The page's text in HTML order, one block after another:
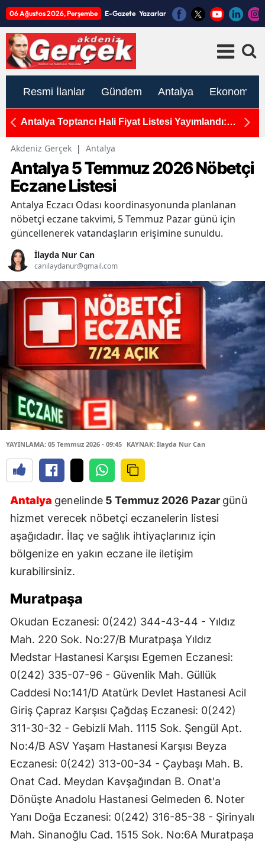
06 Ağustos 2026, Perşembe E-Gazete Yazarlar
Resmi İlanlar Gündem Antalya Ekonomi
Antalya Toptancı Hali Fiyat Listesi Yayımlandı:
Akdeniz Gerçek | Antalya
Antalya 5 Temmuz 2026 Nöbetçi
Eczane Listesi
Antalya Eczacı Odası koordinasyonunda planlanan
nöbetçi eczane takvimi, 5 Temmuz Pazar günü için
güncellenerek vatandaşların erişimine sunuldu.
İlayda Nur Can
canilaydanur@gmail.com
YAYINLAMA: 05 Temmuz 2026 - 09:45 KAYNAK: İlayda Nur Can
Antalya genelinde 5 Temmuz 2026 Pazar günü
hizmet verecek nöbetçi eczanelerin listesi
aşağıdadır. İlaç ve sağlık ihtiyaçlarınız için
bölgenize en yakın eczane ile iletişim
kurabilirsiniz.
Muratpaşa
Okudan Eczanesi: 0(242) 344-43-44 - Yıldız
Mah. 220 Sok. No:27/B Muratpaşa Yıldız
Medstar Hastanesi Karşısı Egemen Eczanesi:
0(242) 335-07-96 - Güvenlik Mah. Güllük
Caddesi No:141/D Atatürk Devlet Hastanesi Acil
Giriş Çapraz Karşısı Çağdaş Eczanesi: 0(242)
311-30-32 - Gebizli Mah. 1115 Sok. Şengül Apt.
No:4/B ASV Yaşam Hastanesi Karşısı Beyza
Eczanesi: 0(242) 313-00-34 - Çaybaşı Mah. B.
Onat Cad. Meydan Kavşağından B. Onat'a
Dönüşte Anadolu Hastanesi Gelmeden 6. Noter
Yanı Doğa Eczanesi: 0(242) 316-85-38 - Şirinyalı
Mah. Sinanoğlu Cad. 1515 Sok. No:6A Muratpaşa